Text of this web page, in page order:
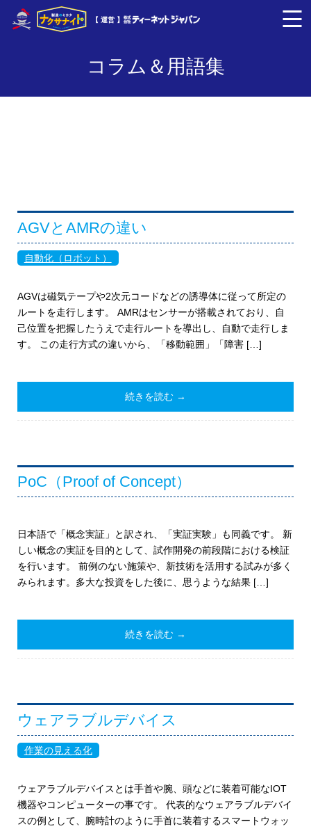
【 運営 】
コラム＆用語集
AGVとAMRの違い
自動化（ロボット）
AGVは磁気テープや2次元コードなどの誘導体に従って所定の
ルートを走行します。 AMRはセンサーが搭載されており、自
己位置を把握したうえで走行ルートを導出し、自動で走行しま
す。 この走行方式の違いから、「移動範囲」「障害 […]
続きを読む →
PoC（Proof of Concept）
日本語で「概念実証」と訳され、「実証実験」も同義です。 新
しい概念の実証を目的として、試作開発の前段階における検証
を行います。 前例のない施策や、新技術を活用する試みが多く
みられます。多大な投資をした後に、思うような結果 […]
続きを読む →
ウェアラブルデバイス
作業の見える化
ウェアラブルデバイスとは手首や腕、頭などに装着可能なIOT
機器やコンピューターの事です。 代表的なウェアラブルデバイ
スの例として、腕時計のように手首に装着するスマートウォッ